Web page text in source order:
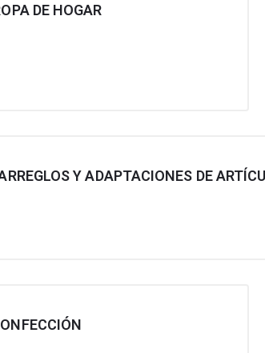
DE HOGAR